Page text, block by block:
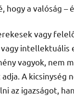
a valóság –
vagy
vagyok, nem
A
az igazságot,